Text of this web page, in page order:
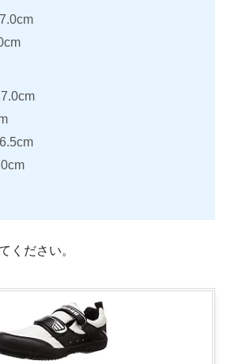
ください。